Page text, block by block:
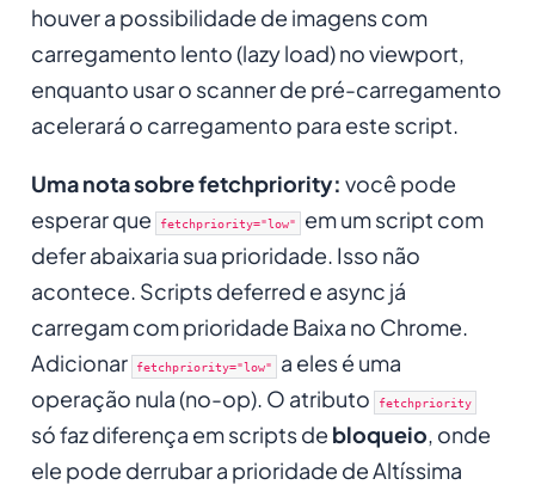
houver a possibilidade de imagens com
carregamento lento (lazy load) no viewport,
enquanto usar o scanner de pré-carregamento
acelerará o carregamento para este script.
Uma nota sobre fetchpriority: você pode
esperar que
fetchpriority="low" em um script com
defer abaixaria sua prioridade. Isso não
acontece. Scripts deferred e async já
carregam com prioridade Baixa no Chrome.
Adicionar
fetchpriority="low" a eles é uma
operação nula (no-op). O atributo
fetchpriority
só faz diferença em scripts de bloqueio, onde
ele pode derrubar a prioridade de Altíssima